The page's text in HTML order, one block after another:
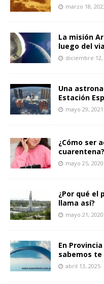
marzo 18,
La misión
luego del
diciembre 12,
Una
Estación
mayo 29, 2021
¿Cómo ser
cuarentena?
mayo 25, 2020
¿Por qué el
llama así?
mayo 21, 2020
En
sabemos
abril 13, 2025